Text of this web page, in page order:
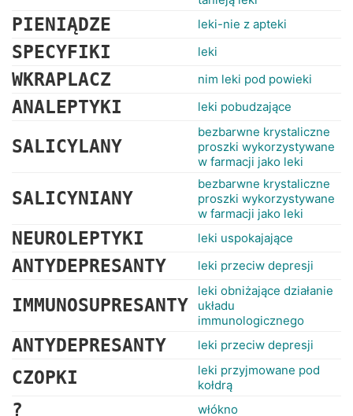
PIENIĄDZE leki-nie z apteki
SPECYFIKI leki
WKRAPLACZ nim leki pod powieki
ANALEPTYKI leki pobudzające
SALICYLANY
bezbarwne krystaliczne
proszki wykorzystywane
w farmacji jako leki
SALICYNIANY
bezbarwne krystaliczne
proszki wykorzystywane
w farmacji jako leki
NEUROLEPTYKI leki uspokajające
ANTYDEPRESANTY leki przeciw depresji
IMMUNOSUPRESANTY
leki obniżające działanie
układu
immunologicznego
ANTYDEPRESANTY leki przeciw depresji
CZOPKI
leki przyjmowane pod
kołdrą
? włókno